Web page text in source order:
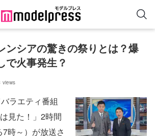
ンシアの驚きの祭りとは？爆
で火事発生？
views
ラエティ番組
見た！」2時間
時～）が放送さ